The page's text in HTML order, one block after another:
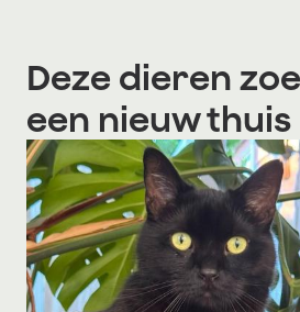
Deze dieren
een nieuw thuis